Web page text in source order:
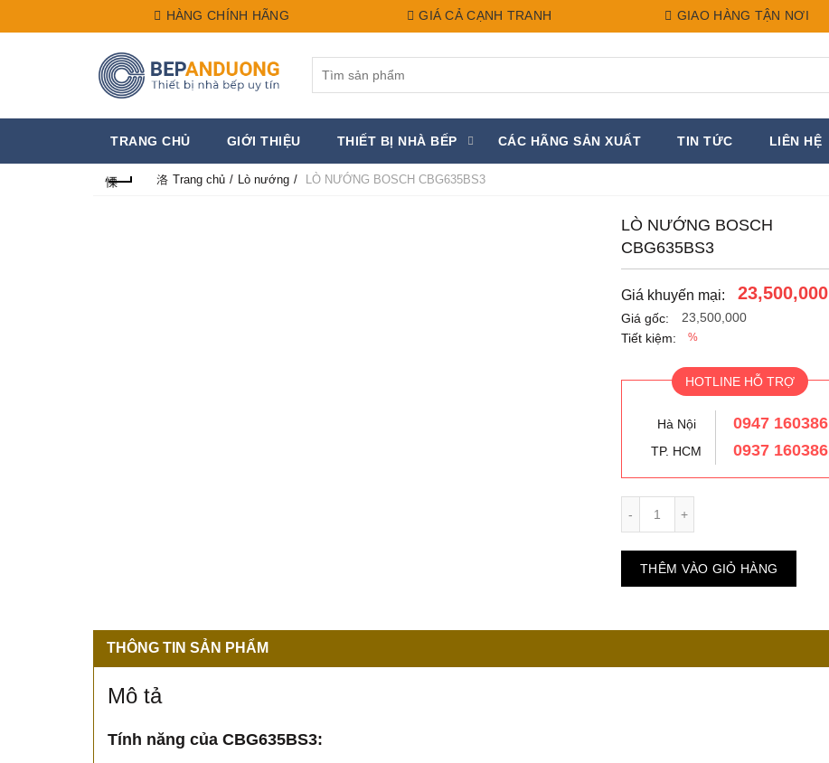
HÀNG CHÍNH HÃNG GIÁ CẢ CẠNH TRANH GIAO HÀNG TẬN NƠI
TRANG CHỦ GIỚI THIỆU THIẾT BỊ NHÀ BẾP CÁC HÃNG SẢN XUẤT TIN TỨC LIÊN HỆ
Trang chủ Lò nướng LÒ NƯỚNG BOSCH CBG635BS3
LÒ NƯỚNG BOSCH
CBG635BS3
Giá khuyến mại: 23,500,000
Giá gốc:
23,500,000
Tiết kiệm:
%
HOTLINE HỖ TRỢ
Hà Nội 0947 160386
TP. HCM 0937 160386
THÊM VÀO GIỎ HÀNG
THÔNG TIN SẢN PHẨM
Mô tả
Tính năng của CBG635BS3: